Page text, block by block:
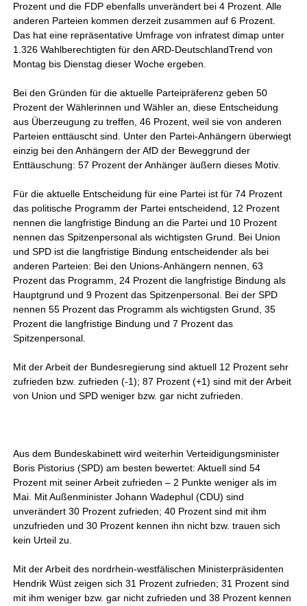
Prozent und die FDP ebenfalls unverändert bei 4 Prozent. Alle
anderen Parteien kommen derzeit zusammen auf 6 Prozent.
Das hat eine repräsentative Umfrage von infratest dimap unter
1.326 Wahlberechtigten für den ARD-DeutschlandTrend von
Montag bis Dienstag dieser Woche ergeben.
Bei den Gründen für die aktuelle Parteipräferenz geben 50
Prozent der Wählerinnen und Wähler an, diese Entscheidung
aus Überzeugung zu treffen, 46 Prozent, weil sie von anderen
Parteien enttäuscht sind. Unter den Partei-Anhängern überwiegt
einzig bei den Anhängern der AfD der Beweggrund der
Enttäuschung: 57 Prozent der Anhänger äußern dieses Motiv.
Für die aktuelle Entscheidung für eine Partei ist für 74 Prozent
das politische Programm der Partei entscheidend, 12 Prozent
nennen die langfristige Bindung an die Partei und 10 Prozent
nennen das Spitzenpersonal als wichtigsten Grund. Bei Union
und SPD ist die langfristige Bindung entscheidender als bei
anderen Parteien: Bei den Unions-Anhängern nennen, 63
Prozent das Programm, 24 Prozent die langfristige Bindung als
Hauptgrund und 9 Prozent das Spitzenpersonal. Bei der SPD
nennen 55 Prozent das Programm als wichtigsten Grund, 35
Prozent die langfristige Bindung und 7 Prozent das
Spitzenpersonal.
Mit der Arbeit der Bundesregierung sind aktuell 12 Prozent sehr
zufrieden bzw. zufrieden (-1); 87 Prozent (+1) sind mit der Arbeit
von Union und SPD weniger bzw. gar nicht zufrieden.
Aus dem Bundeskabinett wird weiterhin Verteidigungsminister
Boris Pistorius (SPD) am besten bewertet: Aktuell sind 54
Prozent mit seiner Arbeit zufrieden – 2 Punkte weniger als im
Mai. Mit Außenminister Johann Wadephul (CDU) sind
unverändert 30 Prozent zufrieden; 40 Prozent sind mit ihm
unzufrieden und 30 Prozent kennen ihn nicht bzw. trauen sich
kein Urteil zu.
Mit der Arbeit des nordrhein-westfälischen Ministerpräsidenten
Hendrik Wüst zeigen sich 31 Prozent zufrieden; 31 Prozent sind
mit ihm weniger bzw. gar nicht zufrieden und 38 Prozent kennen